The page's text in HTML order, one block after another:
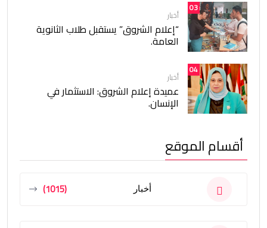
03
أخبار
“إعلام الشروق” يستقبل طلاب الثانوية
العامة.
04
أخبار
عميدة إعلام الشروق: الاستثمار في
الإنسان.
أقسام الموقع
أخبار (1015)